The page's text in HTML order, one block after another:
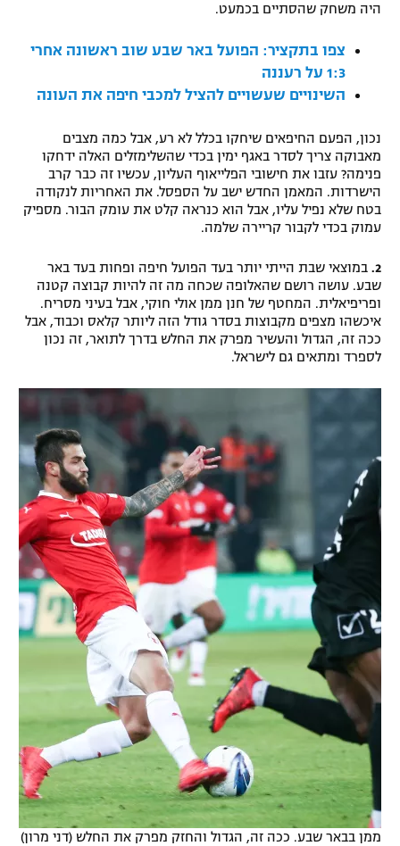
רשיון להקרנה פומבית לבית עסק
לוח דרושים – ג'ובנט
תגיות
היה משחק שהסתיים בכמעט.
צפו בתקציר: הפועל באר שבע שוב ראשונה אחרי
1:3 על רעננה
השינויים שעשויים להציל למכבי חיפה את העונה
נכון, הפעם החיפאים שיחקו בכלל לא רע, אבל כמה מצבים
מאבוקה צריך לסדר באגף ימין בכדי שהשלימזלים האלה ידחקו
פנימה? עזבו את חישובי הפלייאוף העליון, עכשיו זה כבר קרב
הישרדות. המאמן החדש ישב על הספסל. את האחריות לנקודה
בטח שלא נפיל עליו, אבל הוא כנראה קלט את עומק הבור. מספיק
עמוק בכדי לקבור קריירה שלמה.
2. במוצאי שבת הייתי יותר בעד הפועל חיפה ופחות בעד באר
שבע. עושה רושם שהאלופה שכחה מה זה להיות קבוצה קטנה
ופריפיאלית. המחטף של חנן ממן אולי חוקי, אבל בעיני מסריח.
איכשהו מצפים מקבוצות בסדר גודל הזה ליותר קלאס וכבוד, אבל
ככה זה, הגדול והעשיר מפרק את החלש בדרך לתואר, זה נכון
לספרד ומתאים גם לישראל.
ממן בבאר שבע. ככה זה, הגדול והחזק מפרק את החלש (דני מרון)